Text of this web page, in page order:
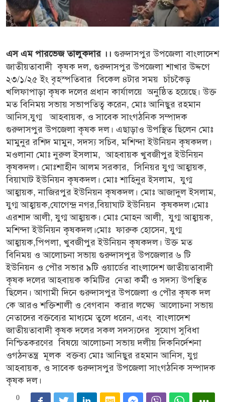
এস এম পারভেজ তালুকদার ।। গুরুদাসপুর উপজেলা বাংলাদেশ
জাতীয়তাবাদী কৃষক দল, গুরুদাসপুর উপজেলা শাখার উদ্দগে
২৩/১/২৫ ইং বৃহস্পতিবার বিকেল ৪টার সময় চাঁচকৈড়
খলিফাপাড়া কৃষক দলের প্রধান কার্যালয়ে অনুষ্ঠিত হয়েছে। উক্ত
মত বিনিময় সভায় সভাপতিত্ব করেন, মোঃ আনিছুর রহমান
আনিস,যুগ্ম আহবায়ক, ও সাবেক সাংগঠনিক সম্পাদক
গুরুদাসপুর উপজেলা কৃষক দল। এছাড়াও উপস্থিত ছিলেন মোঃ
মামুনুর রশিদ মামুন, সদস্য সচিব, মশিন্দা ইউনিয়ন কৃষকদল।
মওলানা মোঃ নুরুল ইসলাম, আহবায়ক খুবজীপুর ইউনিয়ন
কৃষকদল। মোঃশাহীন আলম সরকার, সিনিয়র যুগ্ম আহ্বায়ক,
বিয়াঘাট ইউনিয়ন কৃষকদল। মোঃ শাহিনুর ইসলাম, যুগ্ম
আহ্বায়ক, নাজিরপুর ইউনিয়ন কৃষকদল। মোঃ আজাদুল ইসলাম,
যুগ্ম আহ্বায়ক,যোগেন্দ্র নগর,বিয়াঘাট ইউনিয়ন কৃষকদল।মোঃ
এরশাদ আলী, যুগ্ম আহ্বায়ক। মোঃ মোহন আলী, যুগ্ম আহ্বায়ক,
মশিন্দা ইউনিয়ন কৃষকদল।মোঃ ফারুক হোসেন, যুগ্ম
আহ্বায়ক,পিপলা, খুবজীপুর ইউনিয়ন কৃষকদল। উক্ত মত
বিনিময় ও আলোচনা সভায় গুরুদাসপুর উপজেলার ৬ টি
ইউনিয়ন ও পৌর সভার ৯টি ওয়ার্ডের বাংলাদেশ জাতীয়তাবাদী
কৃষক দলের আহবায়ক কমিটির নেতা কর্মী ও সদস্য উপস্থিত
ছিলেন। আগামী দিনে গুরুদাসপুর উপজেলা ও পৌর কৃষক দল
কে আরও শক্তিশালী ও বেগবান করার লক্ষ্যে আলোচনা সভায়
নেতাদের বক্তব্যের মাধ্যমে তুলে ধরেন, এবং বাংলাদেশ
জাতীয়তাবাদী কৃষক দলের সকল সদস্যদের সুযোগ সুবিধা
নিশ্চিতকরণের বিষয়ে আলোচনা সভায় দলীয় দিকনির্দেশনা
ওগঠনতন্ত্র মূলক বক্তব্য মোঃ আনিছুর রহমান আনিস, যুগ্ন
আহবায়ক, ও সাবেক গুরুদাসপুর উপজেলা সাংগঠনিক সম্পাদক
কৃষক দল।
0